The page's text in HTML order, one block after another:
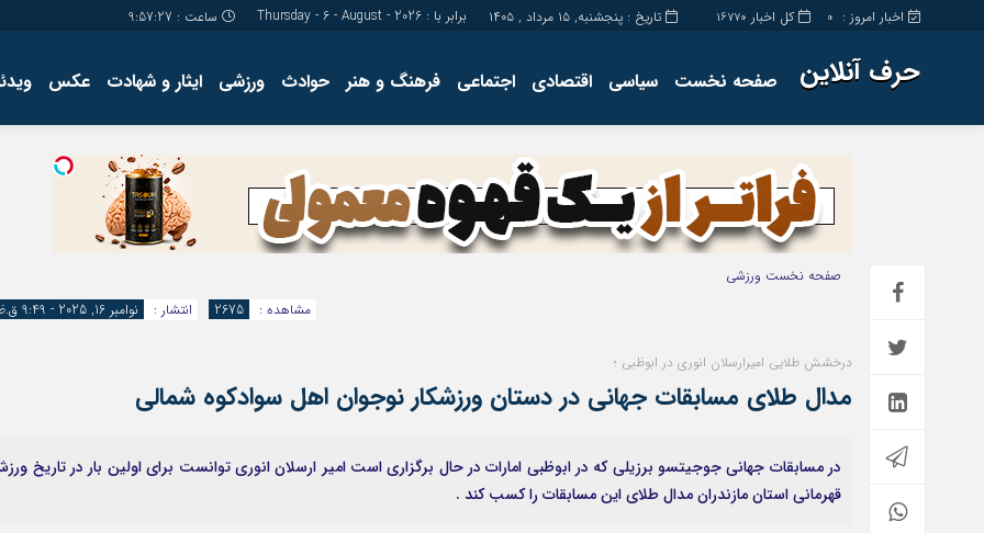
کل اخبار 16770 اخبار امروز : 0 تاریخ : پنجشنبه, ۱۵ مرداد , ۱۴۰۵ برابر با : Thursday - 6 - August - 2026 ساعت : 9:57:28
حرف آنلاین صفحه نخست سیاسی اقتصادی اجتماعی فرهنگ و هنر حوادث ورزشی ایثار و شهادت عکس
کارگاه
تولید
مجله ای
صفحه نخست ورزشی
انتشار :
نوامبر 16, 2025 - 9:49 ق.ظ مشاهده : 2675
درخشش طلایی امیرارسلان انوری در ابوظبی ؛
مدال طلای مسابقات جهانی در دستان ورزشکار نوجوان اهل سوادکوه شمالی
در مسابقات جهانی جوجیتسو برزیلی که در ابوظبی امارات در حال برگزاری است امیر ارسلان انوری توانست برای اولین بار در تاریخ
قهرمانی استان مازندران مدال طلای این مسابقات را کسب کند .